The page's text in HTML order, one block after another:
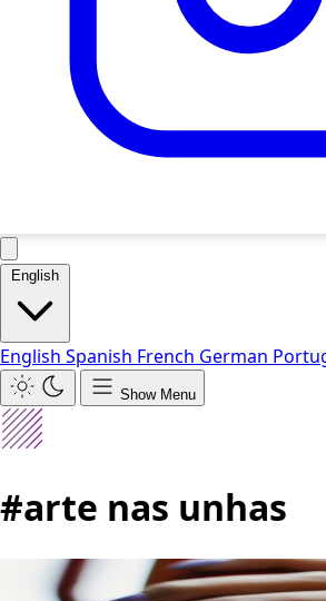
English
English Spanish French German
Show Menu
#arte nas unhas